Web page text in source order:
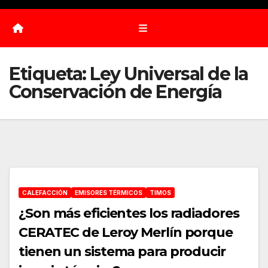
Etiqueta: Ley Universal de la
Conservación de Energía
CALEFACCIÓN EMISORES TÉRMICOS TIMOS
¿Son más eficientes los radiadores
CERATEC de Leroy Merlín porque
tienen un sistema para producir